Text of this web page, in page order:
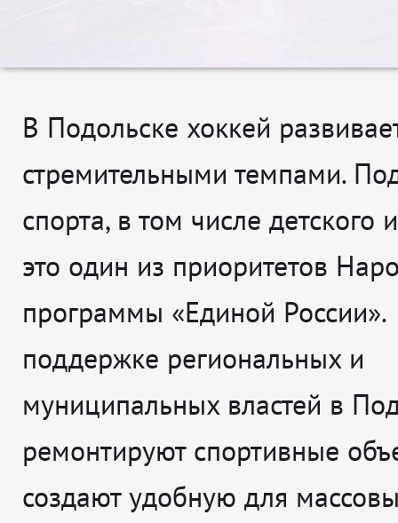
В Подольске хоккей
стремительными темпами.
спорта, в том числе детского
это один из приоритетов
программы «Единой России».
поддержке региональных и
муниципальных властей в
ремонтируют спортивные
создают удобную для